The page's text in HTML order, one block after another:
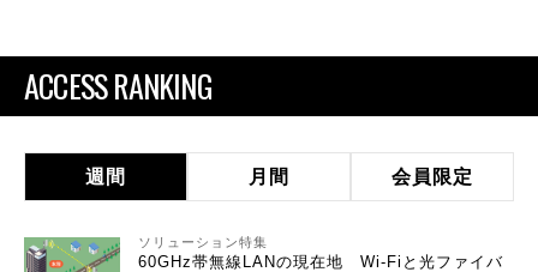
ACCESS RANKING
週間 月間 会員限定
ソリューション特集
60GHz帯無線LANの現在地 Wi-Fiと光ファイバ